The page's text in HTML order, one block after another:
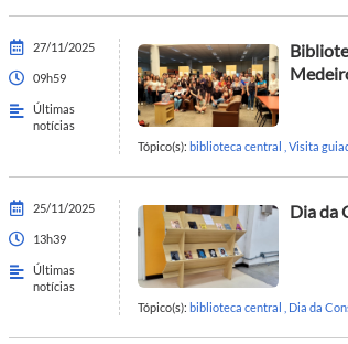
27/11/2025
09h59
Últimas
notícias
Tópico(s): biblioteca central Visita
25/11/2025
13h39
Últimas
notícias
Dia da
Tópico(s): biblioteca central Dia da